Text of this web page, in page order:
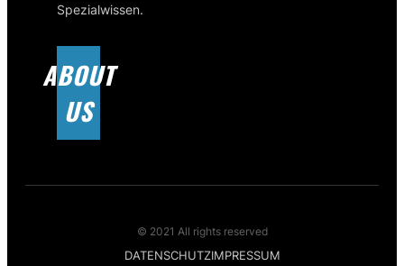
Spezialwissen.
ABOUT
US
© 2021 All rights reserved
DATENSCHUTZIMPRESSUM